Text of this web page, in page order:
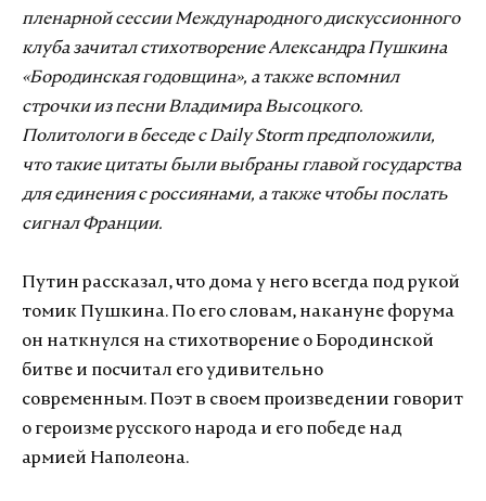
пленарной сессии Международного дискуссионного
клуба зачитал стихотворение Александра Пушкина
«Бородинская годовщина», а также вспомнил
строчки из песни Владимира Высоцкого.
Политологи в беседе с Daily Storm предположили,
что такие цитаты были выбраны главой государства
для единения с россиянами, а также чтобы послать
сигнал Франции.
Путин рассказал, что дома у него всегда под рукой
томик Пушкина. По его словам, накануне форума
он наткнулся на стихотворение о Бородинской
битве и посчитал его удивительно
современным. Поэт в своем произведении говорит
о героизме русского народа и его победе над
армией Наполеона.